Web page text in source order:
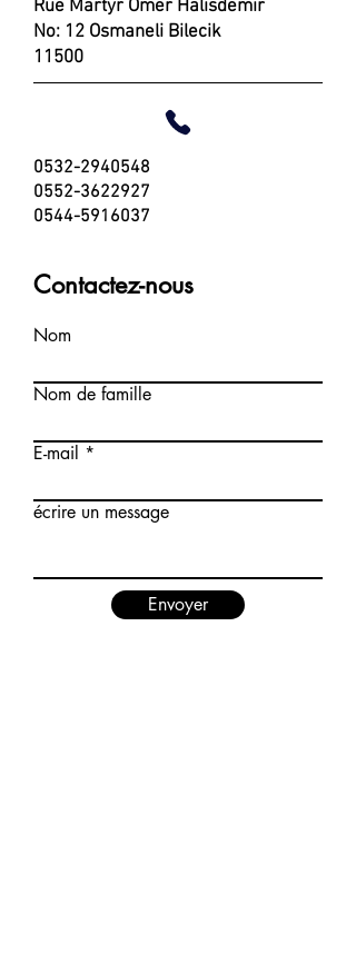
Rue Martyr Omer Halisdemir
No: 12 Osmaneli Bilecik
11500
0532-2940548
0552-3622927
0544-5916037
Contactez-nous
Nom
Nom de famille
E-mail
écrire un message
Envoyer